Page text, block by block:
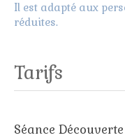
Il est adapté aux
réduites.
Tarifs
Séance